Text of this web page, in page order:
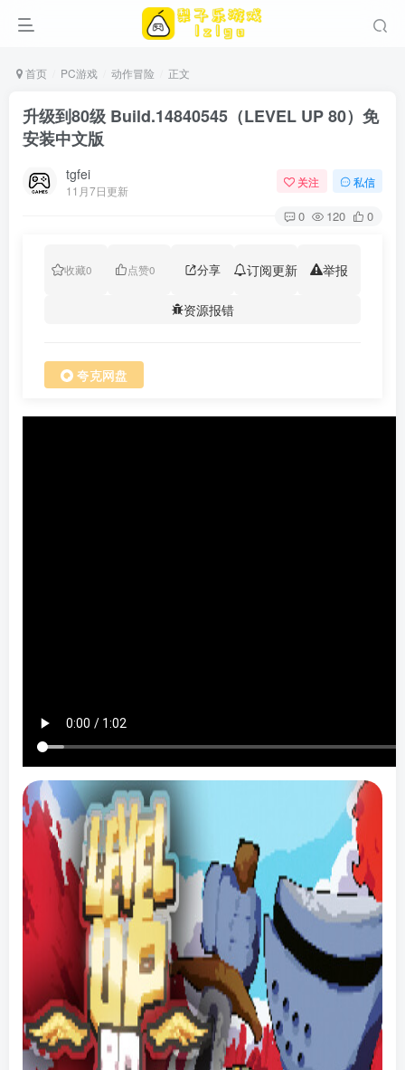
首页 PC游戏 动作冒险 正文
升级到80级 Build.14840545（LEVEL UP 80）免
安装中文版
tgfei
11月7日更新
关注 私信
0 120 0
收藏0 点赞0 分享 订阅更新 举报
资源报错
夸克网盘